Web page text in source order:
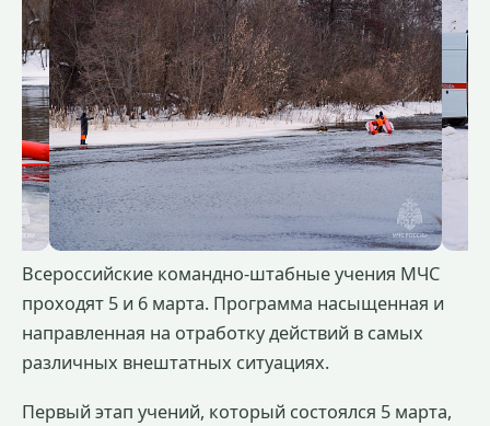
Всероссийские командно-штабные учения МЧС
проходят 5 и 6 марта. Программа насыщенная и
направленная на отработку действий в самых
различных внештатных ситуациях.
Первый этап учений, который состоялся 5 марта,